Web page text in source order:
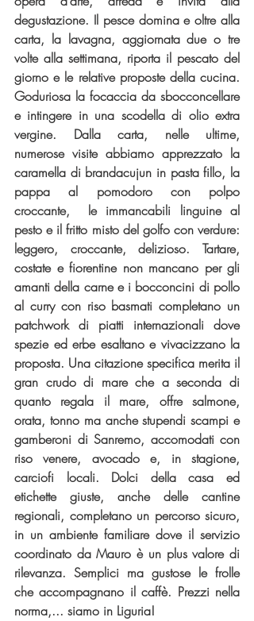
degustazione. Il pesce domina e oltre alla
carta, la lavagna, aggiornata due o tre
volte alla settimana, riporta il pescato del
giorno e le relative proposte della cucina.
Goduriosa la focaccia da sbocconcellare
e intingere in una scodella di olio extra
vergine. Dalla carta, nelle ultime,
numerose visite abbiamo apprezzato la
caramella di brandacujun in pasta fillo, la
pappa al pomodoro con polpo
croccante,  le immancabili linguine al
pesto e il fritto misto del golfo con verdure:
leggero, croccante, delizioso. Tartare,
costate e fiorentine non mancano per gli
amanti della carne e i bocconcini di pollo
al curry con riso basmati completano un
patchwork di piatti internazionali dove
spezie ed erbe esaltano e vivacizzano la
proposta. Una citazione specifica merita il
gran crudo di mare che a seconda di
quanto regala il mare, offre salmone,
orata, tonno ma anche stupendi scampi e
gamberoni di Sanremo, accomodati con
riso venere, avocado e, in stagione,
carciofi locali. Dolci della casa ed
etichette giuste, anche delle cantine
regionali, completano un percorso sicuro,
in un ambiente familiare dove il servizio
coordinato da Mauro è un plus valore di
rilevanza. Semplici ma gustose le frolle
che accompagnano il caffè. Prezzi nella
norma,... siamo in Liguria!